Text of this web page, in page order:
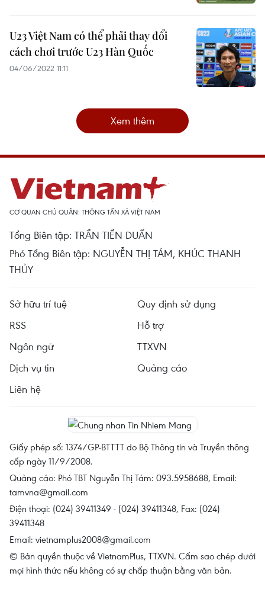
U23 Việt Nam có thể phải thay đổi
cách chơi trước U23 Hàn Quốc
04/06/2022 11:11
Xem thêm
CƠ QUAN CHỦ QUẢN: THÔNG TẤN XÃ VIỆT NAM
Tổng Biên tập: TRẦN TIẾN DUẨN
Phó Tổng Biên tập: NGUYỄN THỊ TÁM, KHÚC THANH
THỦY
Sở hữu trí tuệ
Quy định sử dụng
RSS
Hỗ trợ
Ngôn ngữ
TTXVN
Dịch vụ tin
Quảng cáo
Liên hệ
Giấy phép số: 1374/GP-BTTTT do Bộ Thông tin và Truyền thông
cấp ngày 11/9/2008.
Quảng cáo: Phó TBT Nguyễn Thị Tám: 093.5958688, Email:
tamvna@gmail.com
Điện thoại: (024) 39411349 - (024) 39411348, Fax: (024)
39411348
Email: vietnamplus2008@gmail.com
© Bản quyền thuộc về VietnamPlus, TTXVN. Cấm sao chép dưới
mọi hình thức nếu không có sự chấp thuận bằng văn bản.